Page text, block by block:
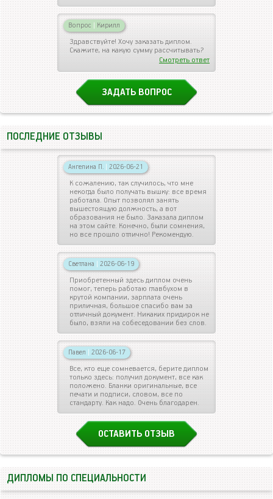
Вопрос | Кирилл
Здравствуйте! Хочу заказать диплом.
Скажите, на какую сумму рассчитывать?
Смотреть ответ
ЗАДАТЬ ВОПРОС
ПОСЛЕДНИЕ ОТЗЫВЫ
Ангелина П. | 2026-06-21
К сожалению, так случилось, что мне
некогда было получать вышку: все время
работала. Опыт позволял занять
вышестоящую должность, а вот
образования не было. Заказала диплом
на этом сайте. Конечно, были сомнения,
но все прошло отлично! Рекомендую.
Светлана | 2026-06-19
Приобретенный здесь диплом очень
помог, теперь работаю главбухом в
крутой компании, зарплата очень
приличная, большое спасибо вам за
отличный документ. Никаких придирок не
было, взяли на собеседовании без слов.
Павел | 2026-06-17
Все, кто еще сомневается, берите диплом
только здесь: получил документ, все как
положено. Бланки оригинальные, все
печати и подписи, словом, все по
стандарту. Как надо. Очень благодарен.
ОСТАВИТЬ ОТЗЫВ
ДИПЛОМЫ ПО СПЕЦИАЛЬНОСТИ